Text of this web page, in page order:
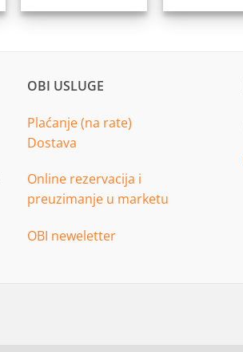
OBI USLUGE
Plaćanje (na rate)
Dostava
Online rezervacija i
preuzimanje u marketu
OBI neweletter